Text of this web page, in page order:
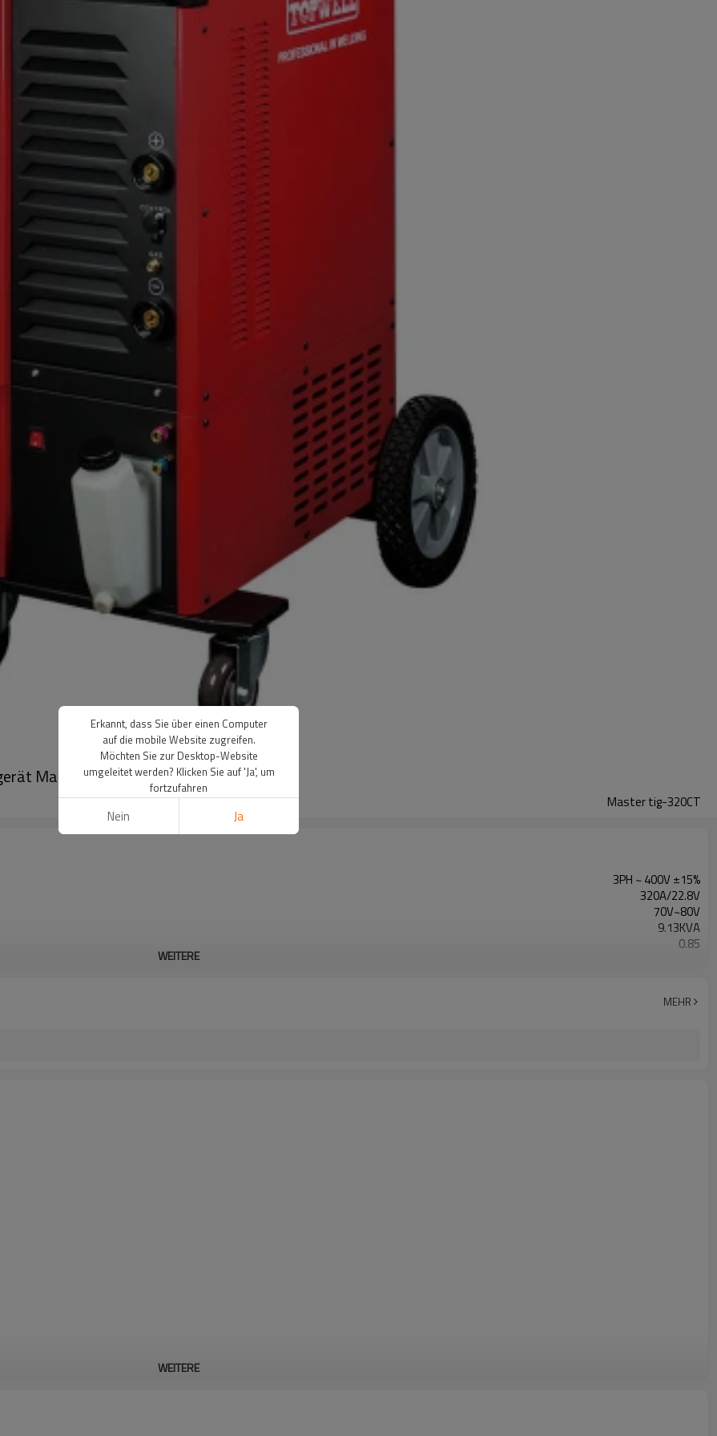
MasterTig 320ct
Master tig-320CT
3PH ~ 400V ±15%
320A/22.8V
70V~80V
9.13KVA
0.85
960X420X900mm
WEITERE
MEHR
WEITERE
Erkannt, dass Sie über einen Computer
auf die mobile Website zugreifen.
Möchten Sie zur Desktop-Website
umgeleitet werden? Klicken Sie auf 'Ja', um
fortzufahren
Nein Ja